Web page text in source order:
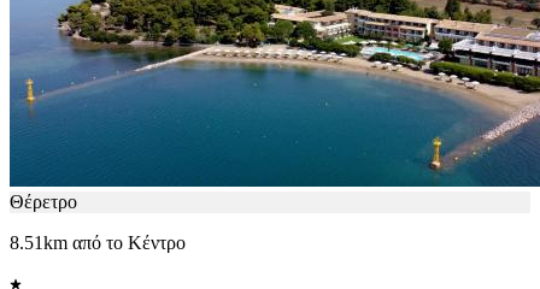
Θέρετρο
8.51km από το Κέντρο